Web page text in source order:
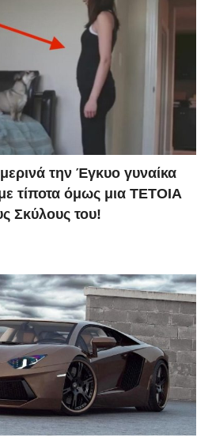
την Έγκυο γυναίκα
τίποτα όμως μια ΤΕΤΟΙΑ
Σκύλους του!